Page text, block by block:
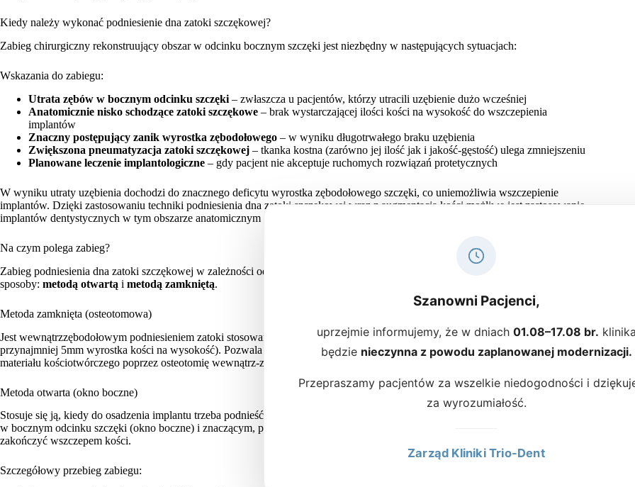
Kiedy należy wykonać podniesienie dna zatoki szczękowej?
Zabieg chirurgiczny rekonstruujący obszar w odcinku bocznym szczęki jest niezbędny w następujących sytuacjach:
Wskazania do zabiegu:
Utrata zębów w bocznym odcinku szczęki – zwłaszcza u pacjentów, którzy utracili uzębienie dużo wcześniej
Anatomicznie nisko schodzące zatoki szczękowe – brak wystarczającej ilości kości na wysokość do wszczepienia
implantów
Znaczny postępujący zanik wyrostka zębodołowego – w wyniku długotrwałego braku uzębienia
Zwiększona pneumatyzacja zatoki szczękowej – tkanka kostna (zarówno jej ilość jak i jakość-gęstość) ulega zmniejszeniu
Planowane leczenie implantologiczne – gdy pacjent nie akceptuje ruchomych rozwiązań protetycznych
W wyniku utraty uzębienia dochodzi do znacznego deficytu wyrostka zębodołowego szczęki, co uniemożliwia wszczepienie
implantów. Dzięki zastosowaniu techniki podniesienia dna zatoki szczękowej wraz z augmentacją kości możliwe jest zastosowanie
implantów dentystycznych w tym obszarze anatomicznym u pacjentów zakwalifikowanych do leczenia implanto-protetycznego.
Na czym polega zabieg?
Zabieg podniesienia dna zatoki szczękowej w zależności od warunków anatomicznych można przeprowadzić na dwa różne
sposoby: metodą otwartą i metodą zamkniętą.
Metoda zamknięta (osteotomowa)
Jest wewnątrzzębodołowym podniesieniem zatoki stosowanym w sytuacji, gdy nie potrzebujemy podnieść jej znacząco (mamy
przynajmniej 5mm wyrostka kości na wysokość). Pozwala na uzyskanie do 3 mm dodatkowego miejsca i polega na wprowadzeniu
materiału kościotwórczego poprzez osteotomię wewnątrz-zębodołową z jednoczesnym wprowadzeniem implantu.
Metoda otwarta (okno boczne)
Stosuje się ją, kiedy do osadzenia implantu trzeba podnieść zatokę powyżej 3 mm. Metoda polega na wykonaniu dostępu do zatoki
w bocznym odcinku szczęki (okno boczne) i znaczącym, pod kontrolą wzroku jej bezpiecznym podniesieniu, które dalej można
zakończyć wszczepem kości.
Szczegółowy przebieg zabiegu:
Szanowni Pacjenci,
uprzejmie informujemy, że w dniach 01.08–17.08 br.
będzie nieczynna z powodu zaplanowanej modernizacji.
Przepraszamy pacjentów za wszelkie niedogodności i
za wyrozumiałość.
Zarząd Kliniki Trio-Dent